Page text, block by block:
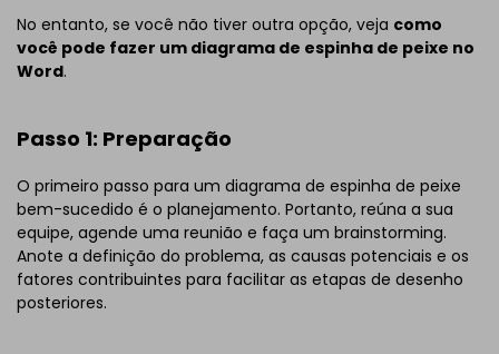
No entanto, se você não tiver outra opção, veja como
você pode fazer um diagrama de espinha de peixe no
Word.
Passo 1: Preparação
O primeiro passo para um diagrama de espinha de peixe
bem-sucedido é o planejamento. Portanto, reúna a sua
equipe, agende uma reunião e faça um brainstorming.
Anote a definição do problema, as causas potenciais e os
fatores contribuintes para facilitar as etapas de desenho
posteriores.